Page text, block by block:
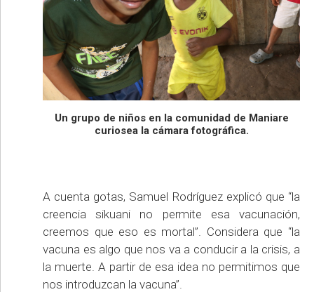
Un grupo de niños en la comunidad de Maniare
curiosea la cámara fotográfica.
A cuenta gotas, Samuel Rodríguez explicó que “la
creencia sikuani no permite esa vacunación,
creemos que eso es mortal”. Considera que “la
vacuna es algo que nos va a conducir a la crisis, a
la muerte. A partir de esa idea no permitimos que
nos introduzcan la vacuna”.